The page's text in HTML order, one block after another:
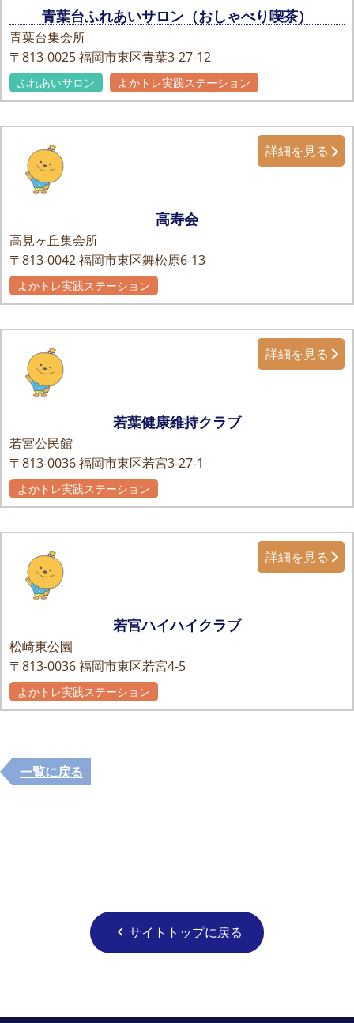
青葉台ふれあいサロン（おしゃべり喫茶）
青葉台集会所
〒813-0025福岡市東区青葉3-27-12
ふれあいサロン よかトレ実践ステーション
高寿会
高見ヶ丘集会所
〒813-0042福岡市東区舞松原6-13
詳細を見る
よかトレ実践ステーション
若葉健康維持クラブ
若宮公民館
〒813-0036福岡市東区若宮3-27-1
詳細を見る
よかトレ実践ステーション
若宮ハイハイクラブ
松崎東公園
〒813-0036福岡市東区若宮4-5
詳細を見る
よかトレ実践ステーション
一覧に戻る
chevron_left サイトトップに戻る